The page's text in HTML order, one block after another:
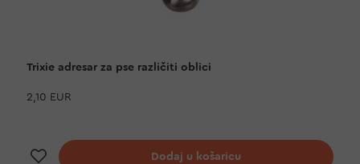
Trixie adresar za pse različiti oblici
2,10 EUR
Dodaj na listu želja
Dodaj u košaricu